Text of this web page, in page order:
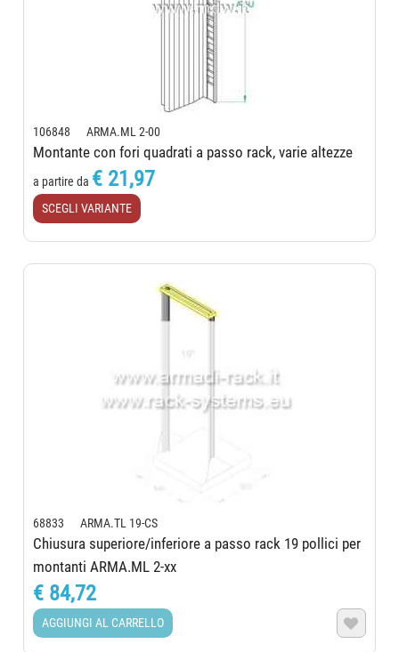
106848 ARMA.ML 2-00
Montante con fori quadrati a passo rack, varie altezze
a partire da € 21,97
SCEGLI VARIANTE
68833 ARMA.TL 19-CS
Chiusura superiore/inferiore a passo rack 19 pollici per
montanti ARMA.ML 2-xx
€ 84,72
AGGIUNGI AL CARRELLO 